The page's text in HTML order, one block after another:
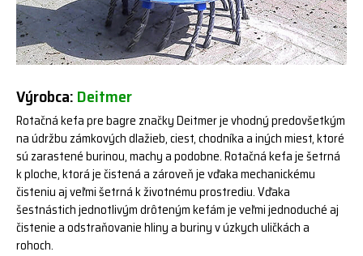
Výrobca:Deitmer
Rotačná kefa pre bagre značky Deitmer je vhodný predovšetkým
na údržbu zámkových dlažieb, ciest, chodníka a iných miest, ktoré
sú zarastené burinou, machy a podobne. Rotačná kefa je šetrná
k ploche, ktorá je čistená a zároveň je vďaka mechanickému
čisteniu aj veľmi šetrná k životnému prostrediu. Vďaka
šestnástich jednotlivým drôteným kefám je veľmi jednoduché aj
čistenie a odstraňovanie hliny a buriny v úzkych uličkách a
rohoch.